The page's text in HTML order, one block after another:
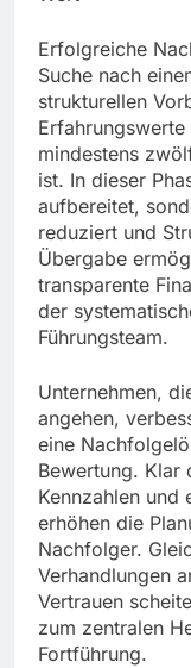
Erfolgreiche
Suche nach
strukturellen
mindestens
ist. In dieser
aufbereitet,
reduziert und
Übergabe
transparente
der
Führungsteam.
Unternehmen,
angehen,
eine
Bewertung. Klar
Kennzahlen und
erhöhen die
Nachfolger.
Verhandlungen
Vertrauen
zum zentralen
Fortführung.